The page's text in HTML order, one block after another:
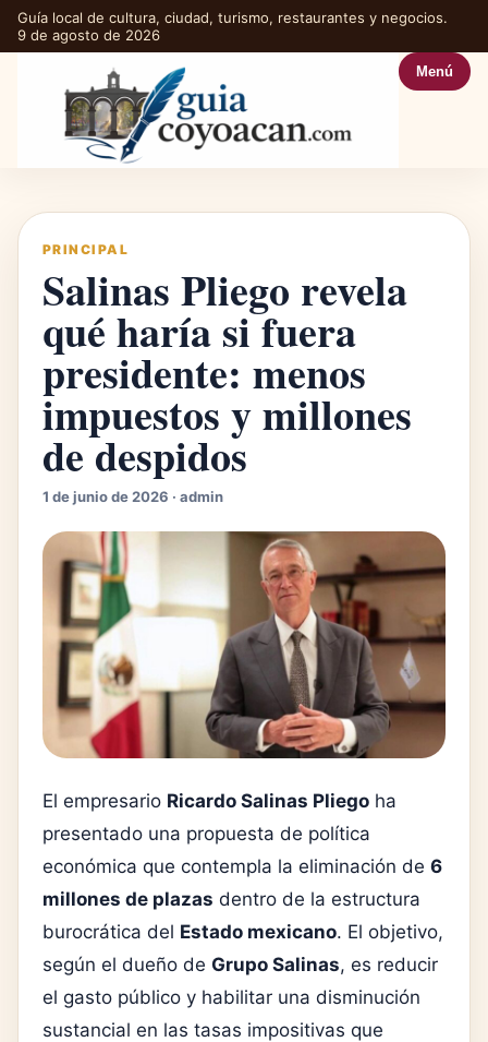
Guía local de cultura, ciudad, turismo, restaurantes y negocios.
9 de agosto de 2026
Menú
PRINCIPAL
Salinas Pliego revela
qué haría si fuera
presidente: menos
impuestos y millones
de despidos
1 de junio de 2026 · admin
El empresario Ricardo Salinas Pliego ha
presentado una propuesta de política
económica que contempla la eliminación de 6
millones de plazas dentro de la estructura
burocrática del Estado mexicano. El objetivo,
según el dueño de Grupo Salinas, es reducir
el gasto público y habilitar una disminución
sustancial en las tasas impositivas que